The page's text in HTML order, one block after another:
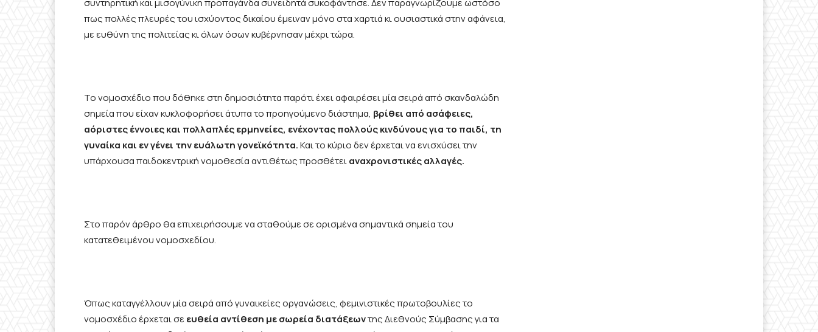
συντηρητική και μισογύνικη προπαγάνδα συνειδητά συκοφάντησε. Δεν παραγνωρίζουμε ωστόσο
πως πολλές πλευρές του ισχύοντος δικαίου έμειναν μόνο στα χαρτιά κι ουσιαστικά στην αφάνεια,
με ευθύνη της πολιτείας κι όλων όσων κυβέρνησαν μέχρι τώρα.
Το νομοσχέδιο που δόθηκε στη δημοσιότητα παρότι έχει αφαιρέσει μία σειρά από σκανδαλώδη
σημεία που είχαν κυκλοφορήσει άτυπα το προηγούμενο διάστημα, βρίθει από ασάφειες,
αόριστες έννοιες και πολλαπλές ερμηνείες, ενέχοντας πολλούς κινδύνους για το παιδί, τη
γυναίκα και εν γένει την ευάλωτη γονεϊκότητα.Και το κύριο δεν έρχεται να ενισχύσει την
υπάρχουσα παιδοκεντρική νομοθεσία αντιθέτως προσθέτειαναχρονιστικές αλλαγές.
Στο παρόν άρθρο θα επιχειρήσουμε να σταθούμε σε ορισμένα σημαντικά σημεία του
κατατεθειμένου νομοσχεδίου.
Όπως καταγγέλλουν μία σειρά από γυναικείες οργανώσεις, φεμινιστικές πρωτοβουλίες το
νομοσχέδιο έρχεται σε ευθεία αντίθεση με σωρεία διατάξεωντης Διεθνούς Σύμβασης για τα